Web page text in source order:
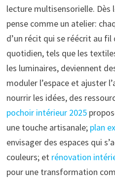
lecture multisensorielle. Dès
pense comme un atelier:
d’un récit qui se réécrit au
quotidien, tels que les
les luminaires, deviennent
moduler l’espace et ajuster
nourrir les idées, des
pochoir intérieur 2025
une touche artisanale; plan
envisager des espaces qui
couleurs; et rénovation
pour une transformation